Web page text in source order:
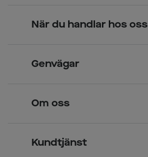
När du handlar hos oss
Över 70 butiker
Genvägar
Om oss
Kundtjänst